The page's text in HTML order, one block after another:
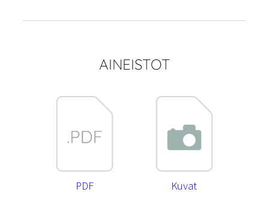
AINEISTOT
PDF Kuvat